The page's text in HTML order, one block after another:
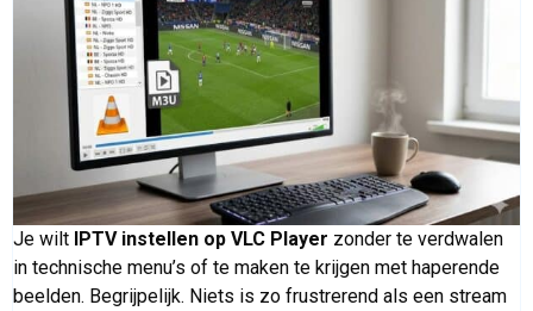
Je wilt IPTV instellen op VLC Player zonder te verdwalen
in technische menu’s of te maken te krijgen met haperende
beelden. Begrijpelijk. Niets is zo frustrerend als een stream